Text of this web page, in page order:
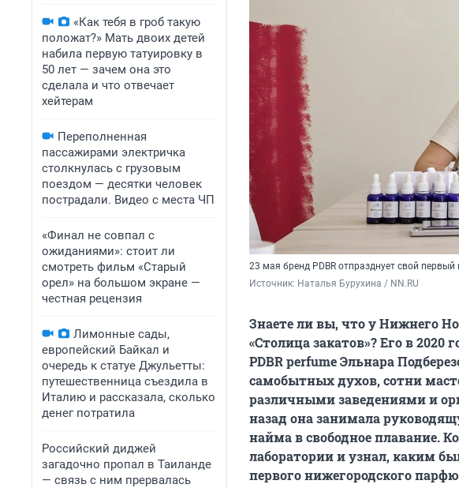
«Как тебя в гроб такую
положат?» Мать двоих детей
набила первую татуировку в
50 лет — зачем она это
сделала и что отвечает
хейтерам
Переполненная
пассажирами электричка
столкнулась с грузовым
поездом — десятки человек
пострадали. Видео с места ЧП
«Финал не совпал с
ожиданиями»: стоит ли
смотреть фильм «Старый
орел» на большом экране —
честная рецензия
Лимонные сады,
европейский Байкал и
очередь к статуе Джульетты:
путешественница съездила в
Италию и рассказала, сколько
денег потратила
Российский диджей
загадочно пропал в Таиланде
— связь с ним прервалась
23 мая бренд PDBR отпразднует свой
Источник: Наталья Бурухина / NN.RU
Знаете ли вы, что у Нижнего
«Столица закатов»? Его в 2020
PDBR perfume Эльнара
самобытных духов, сотни
различными заведениями и
назад она занимала
найма в свободное плавание.
лаборатории и узнал, каким
первого нижегородского